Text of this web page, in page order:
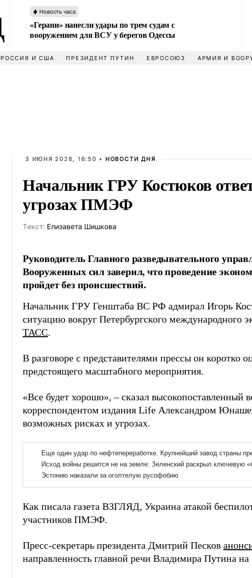
Новость часа
«Герани» нанесли удары по трем судам с
вооружением для ВСУ у берегов Одессы
РОССИЯ И США ПРЕЗИДЕНТ ПУТИН ЕВРОСОЮЗ АРМИЯ И
3 ИЮНЯ 2026, 16:50 • НОВОСТИ ДНЯ
Начальник ГРУ Костюков
угрозах ПМЭФ
Tекст: Елизавета Шишкова
Руководитель Главного разведывательного
Вооруженных сил заверил, что проведение
пройдет без происшествий.
Начальник ГРУ Генштаба ВС РФ адмирал Игорь
ситуацию вокруг Петербургского международного
ТАСС.
В разговоре с представителями прессы он коротко
предстоящего масштабного мероприятия.
«Все будет хорошо», – сказал высокопоставленный
корреспондентом издания Life Александром
возможных рисках и угрозах.
Как писала газета ВЗГЛЯД, Украина атакой
участников ПМЭФ.
Пресс-секретарь президента Дмитрий Песков
направленность главной речи Владимира Путина